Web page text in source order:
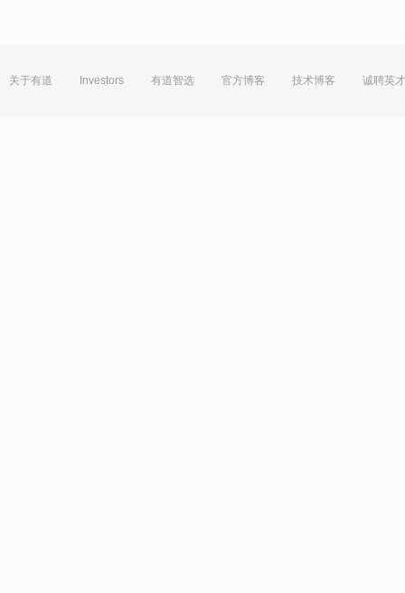
关于有道 Investors 有道智选 官方博客 技术博客 诚聘英才